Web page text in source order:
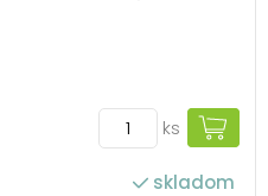
ks
skladom